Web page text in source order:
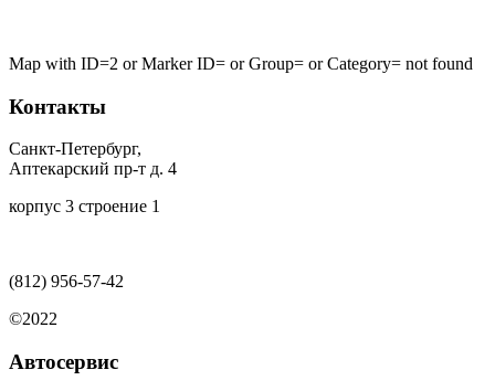
decabol
Map with ID=2 or Marker ID= or Group= or Category= not found
Контакты
Санкт-Петербург,
Аптекарский пр-т д. 4
корпус 3 строение 1
(812) 956-57-42
©2022
Автосервис